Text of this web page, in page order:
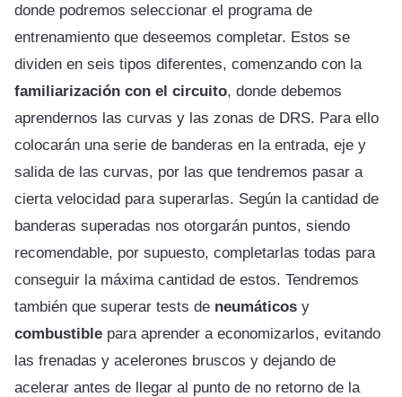
donde podremos seleccionar el programa de
entrenamiento que deseemos completar. Estos se
dividen en seis tipos diferentes, comenzando con la
familiarización con el circuito, donde debemos
aprendernos las curvas y las zonas de DRS. Para ello
colocarán una serie de banderas en la entrada, eje y
salida de las curvas, por las que tendremos pasar a
cierta velocidad para superarlas. Según la cantidad de
banderas superadas nos otorgarán puntos, siendo
recomendable, por supuesto, completarlas todas para
conseguir la máxima cantidad de estos. Tendremos
también que superar tests de neumáticos y
combustible para aprender a economizarlos, evitando
las frenadas y acelerones bruscos y dejando de
acelerar antes de llegar al punto de no retorno de la